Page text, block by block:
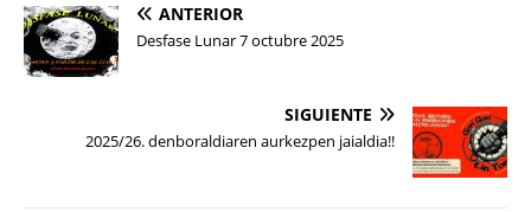
ANTERIOR
Desfase Lunar 7 octubre 2025
SIGUIENTE
2025/26. denboraldiaren aurkezpen jaialdia!!